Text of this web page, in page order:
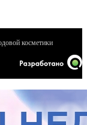
косметики